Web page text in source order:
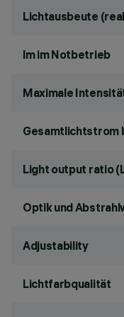
Lichtausbeute
lm im Notbetrieb
Maximale
Gesamtlichtstrom
Light output ratio
Optik und
Adjustability
Lichtfarbqualität